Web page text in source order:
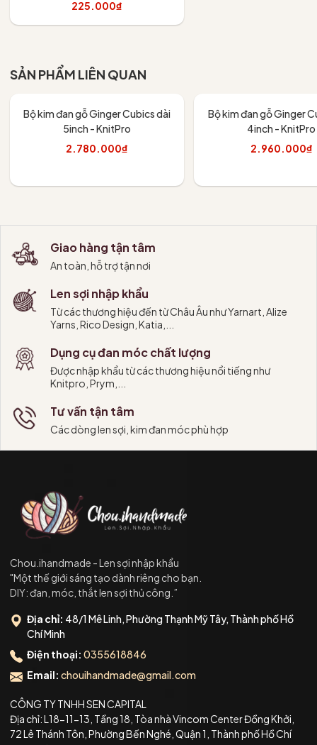
225.000₫
SẢN PHẨM LIÊN QUAN
Bộ kim đan gỗ Ginger Cubics dài
5inch - KnitPro
2.780.000₫
Bộ kim đan gỗ Ginger
4inch - KnitPro
2.960.000₫
Giao hàng tận tâm
An toàn, hỗ trợ tận nơi
Len sợi nhập khẩu
Từ các thương hiệu đến từ Châu Âu như Yarnart, Alize
Yarns, Rico Design, Katia,...
Dụng cụ đan móc chất lượng
Được nhập khẩu từ các thương hiệu nổi tiếng như
Knitpro, Prym,...
Tư vấn tận tâm
Các dòng len sợi, kim đan móc phù hợp
Chou.ihandmade - Len sợi nhập khẩu
"Một thế giới sáng tạo dành riêng cho bạn.
DIY: đan, móc, thắt len sợi thủ công.”
Địa chỉ: 48/1 Mê Linh, Phường Thạnh Mỹ Tây, Thành phố Hồ
Chí Minh
Điện thoại: 0355618846
Email: chouihandmade@gmail.com
CÔNG TY TNHH SEN CAPITAL
Địa chỉ: L18-11-13, Tầng 18, Tòa nhà Vincom Center Đồng Khởi,
72 Lê Thánh Tôn, Phường Bến Nghé, Quận 1, Thành phố Hồ Chí